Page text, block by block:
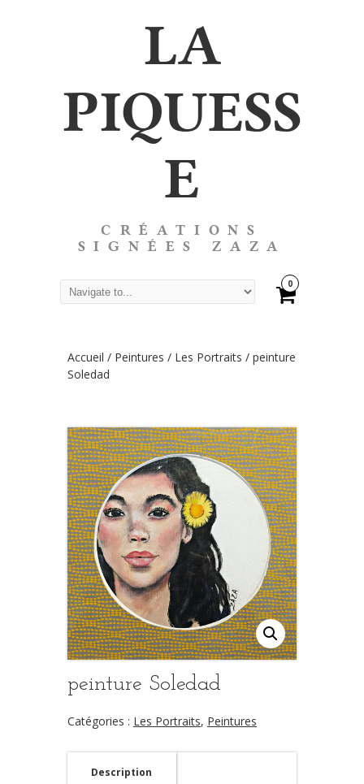
LA
PIQUESS
E
CRÉATIONS
SIGNÉES ZAZA
0
Accueil / Peintures / Les Portraits / peinture
Soledad
peinture Soledad
Catégories : Les Portraits, Peintures
Description